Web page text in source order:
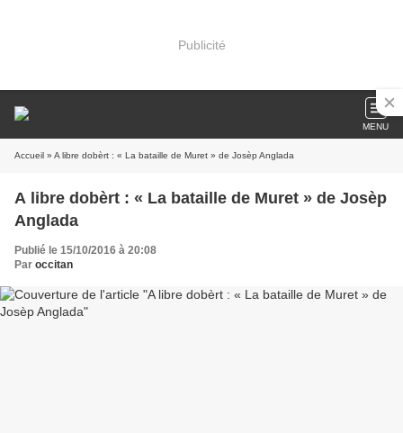
Publicité
MENU
Accueil » A libre dobèrt : « La bataille de Muret » de Josèp Anglada
A libre dobèrt : « La bataille de Muret » de Josèp
Anglada
Publié le 15/10/2016 à 20:08
Par occitan